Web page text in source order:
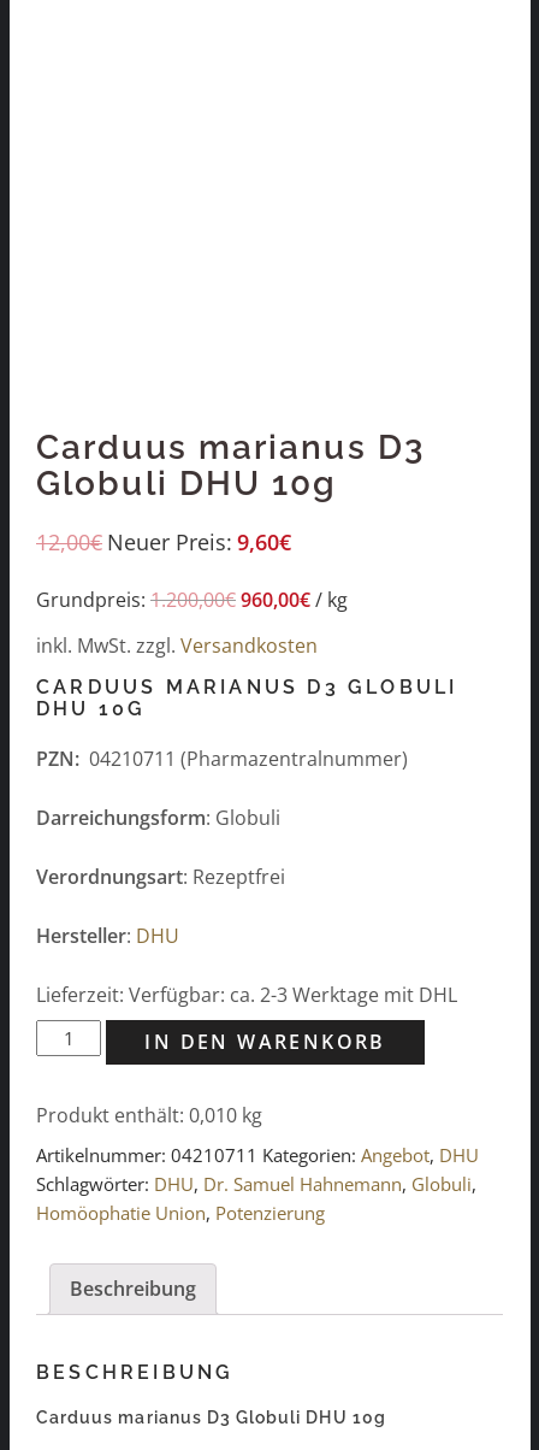
Carduus marianus D3
Globuli DHU 10g
12,00€ Neuer Preis: 9,60€
Grundpreis: 1.200,00€960,00€/ kg
inkl. MwSt. zzgl. Versandkosten
CARDUUS MARIANUS D3 GLOBULI
DHU 10G
PZN: 04210711 (Pharmazentralnummer)
Darreichungsform: Globuli
Verordnungsart: Rezeptfrei
Hersteller: DHU
Lieferzeit: Verfügbar: ca. 2-3 Werktage mit DHL
Carduus
marianus
Globuli
DHU
10g
Menge
IN DEN WARENKORB
Produkt enthält: 0,010 kg
Artikelnummer: 04210711 Kategorien: Angebot, DHU
Schlagwörter: DHU, Dr. Samuel Hahnemann, Globuli,
Homöophatie Union, Potenzierung
Beschreibung
BESCHREIBUNG
Carduus marianus D3 Globuli DHU 10g